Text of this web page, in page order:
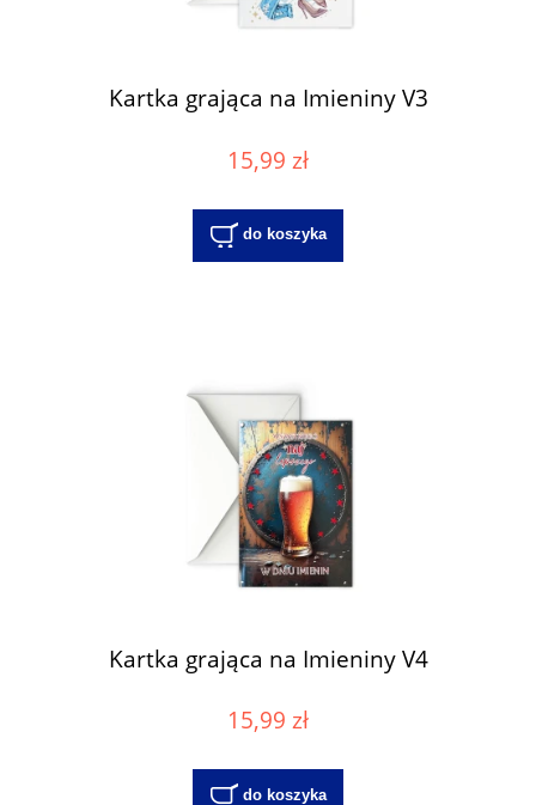
Kartka grająca na Imieniny V3
15,99 zł
do koszyka
Kartka grająca na Imieniny V4
15,99 zł
do koszyka